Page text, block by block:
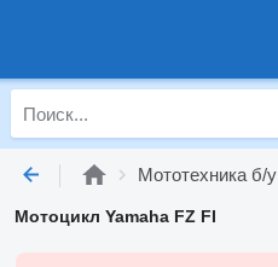
Мототехника б/у
Мотоцикл Yamaha FZ FI